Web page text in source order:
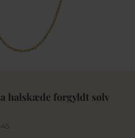
halskæde forgyldt sølv
45